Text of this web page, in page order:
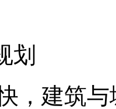
划
，建筑